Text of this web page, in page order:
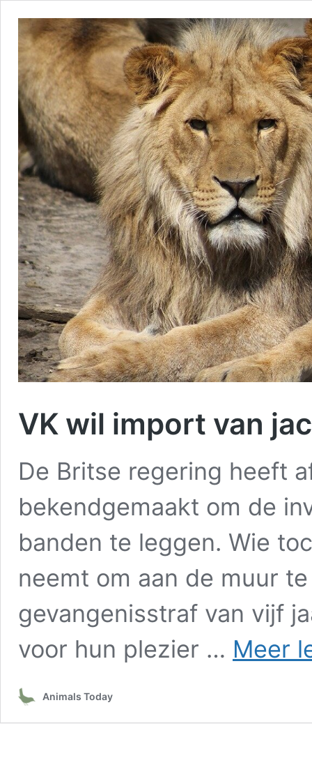
VK wil import van
De Britse regering heeft
bekendgemaakt om de
banden te leggen. Wie
neemt om aan de muur
gevangenisstraf van vijf
voor hun plezier … Meer
Animals Today